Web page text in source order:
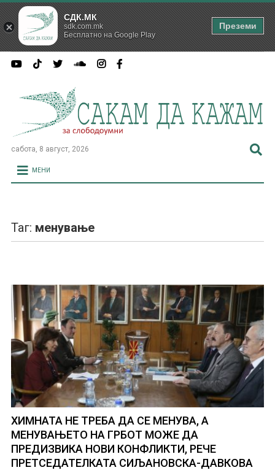
сабота, 8 август, 2026
МЕНИ
Таг: менување
ХИМНАТА НЕ ТРЕБА ДА СЕ МЕНУВА, А
МЕНУВАЊЕТО НА ГРБОТ МОЖЕ ДА
ПРЕДИЗВИКА НОВИ КОНФЛИКТИ, РЕЧЕ
ПРЕТСЕДАТЕЛКАТА СИЉАНОВСКА-ДАВКОВА
СДК.МК
sdk.com.mk
Бесплатно на Google Play
Преземи